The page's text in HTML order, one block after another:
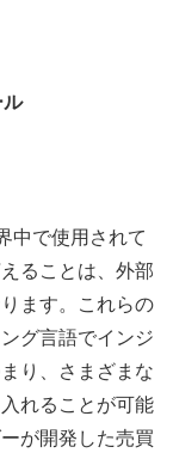
ル
中で使用されて
ることは、外部
ます。これらの
グ言語でインジ
り、さまざまな
れることが可能
が開発した売買